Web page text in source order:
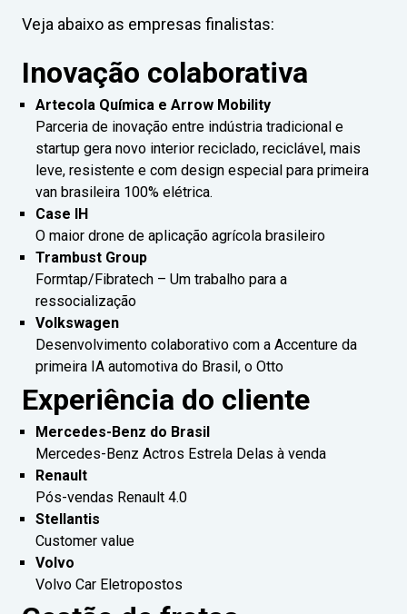
Veja abaixo as empresas finalistas:
Inovação colaborativa
Artecola Química e Arrow Mobility
Parceria de inovação entre indústria tradicional e
startup gera novo interior reciclado, reciclável, mais
leve, resistente e com design especial para primeira
van brasileira 100% elétrica.
Case IH
O maior drone de aplicação agrícola brasileiro
Trambust Group
Formtap/Fibratech – Um trabalho para a
ressocialização
Volkswagen
Desenvolvimento colaborativo com a Accenture da
primeira IA automotiva do Brasil, o Otto
Experiência do cliente
Mercedes-Benz do Brasil
Mercedes-Benz Actros Estrela Delas à venda
Renault
Pós-vendas Renault 4.0
Stellantis
Customer value
Volvo
Volvo Car Eletropostos